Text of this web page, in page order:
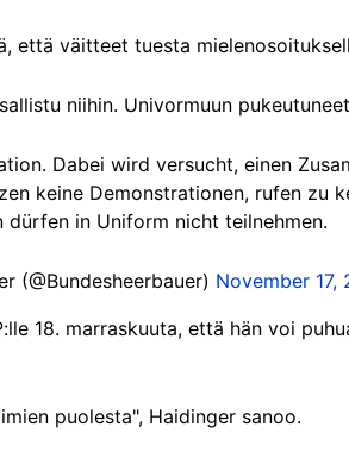
että väitteet tuesta
niihin. Univormuun
Dabei wird versucht, einen
keine Demonstrationen, rufen zu
dürfen in Uniform nicht teilnehmen.
(@Bundesheerbauer) November 17,
18. marraskuuta, että hän voi
puolesta", Haidinger sanoo.